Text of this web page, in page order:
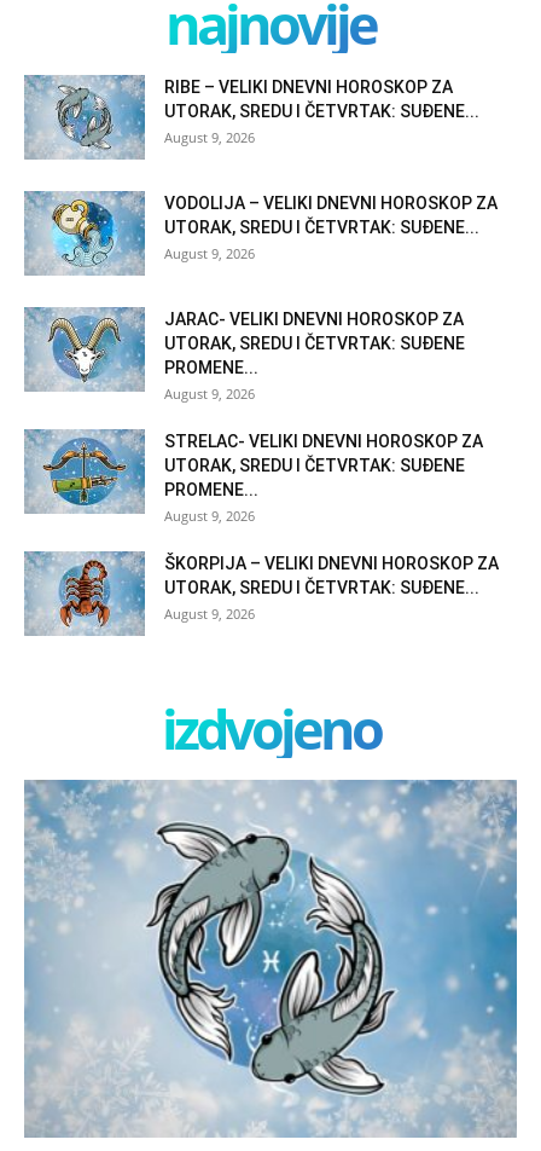
najnovije
RIBE – VELIKI DNEVNI HOROSKOP ZA
UTORAK, SREDU I ČETVRTAK: SUĐENE...
August 9, 2026
VODOLIJA – VELIKI DNEVNI HOROSKOP ZA
UTORAK, SREDU I ČETVRTAK: SUĐENE...
August 9, 2026
JARAC- VELIKI DNEVNI HOROSKOP ZA
UTORAK, SREDU I ČETVRTAK: SUĐENE
PROMENE...
August 9, 2026
STRELAC- VELIKI DNEVNI HOROSKOP ZA
UTORAK, SREDU I ČETVRTAK: SUĐENE
PROMENE...
August 9, 2026
ŠKORPIJA – VELIKI DNEVNI HOROSKOP ZA
UTORAK, SREDU I ČETVRTAK: SUĐENE...
August 9, 2026
izdvojeno